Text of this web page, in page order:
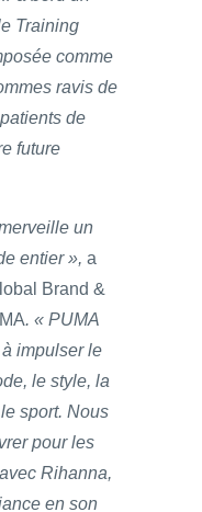
Training
comme
ravis de
de
future
un
entier », a
Brand &
. « PUMA
impulser le
le style, la
sport. Nous
pour les
Rihanna,
en son